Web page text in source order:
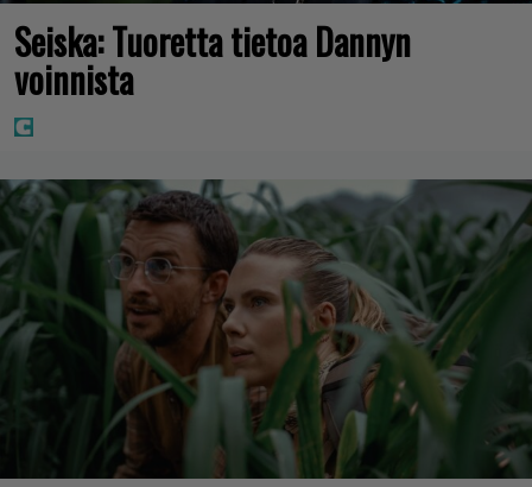
Seiska: Tuoretta tietoa Dannyn
voinnista